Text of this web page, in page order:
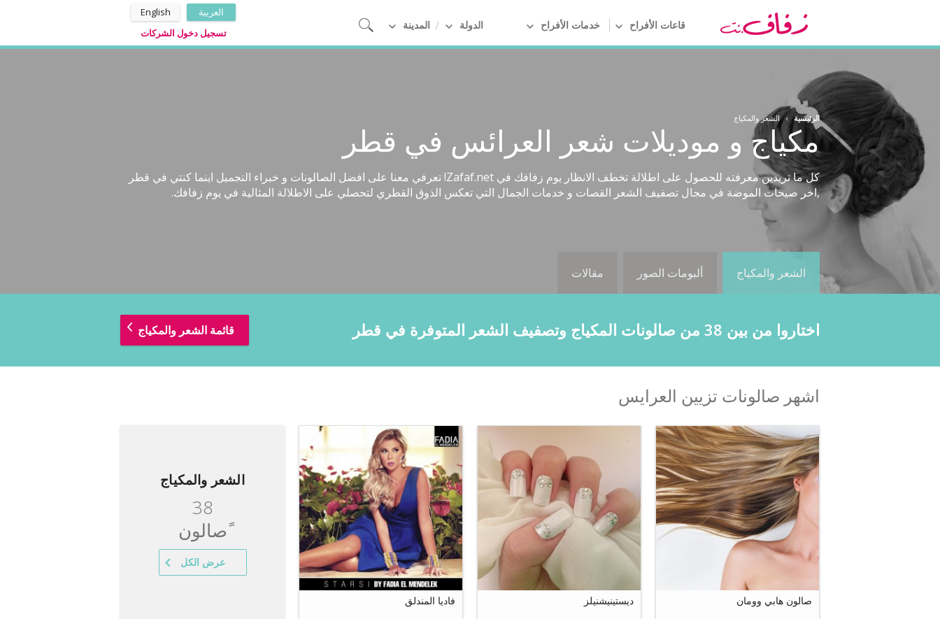
قاعات الأفراح خدمات الأفراح الدولة المدينة
العربية
English
تسجيل دخول الشركات
الرئيسية › الشعر والمكياج
مكياج و موديلات شعر العرائس في قطر
كل ما تريدين معرفته للحصول على اطلالة تخطف الانظار يوم زفافك في Zafaf.net! تعرفي معنا على افضل الصالونات و خبراء التجميل اينما كنتي في قطر
,اخر صيحات الموضة في مجال تصفيف الشعر القصات و خدمات الجمال التي تعكس الذوق القطري لتحصلي على الاطلالة المثالية في يوم زفافك.
الشعر والمكياج ألبومات الصور مقالات
اختاروا من بين 38 من صالونات المكياج وتصفيف الشعر المتوفرة في قطر قائمة الشعر والمكياج
اشهر صالونات تزيين العرايس
صالون هابي وومان ديستينيشنيلز
31
فاديا المندلق
الشعر والمكياج
38
ًصالون
عرض الكل